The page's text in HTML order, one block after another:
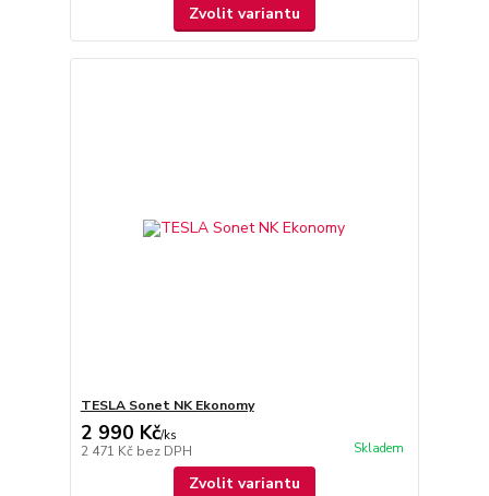
Zvolit variantu
TESLA Sonet NK Ekonomy
2 990 Kč/ks
2 471 Kč bez DPH Skladem
Zvolit variantu